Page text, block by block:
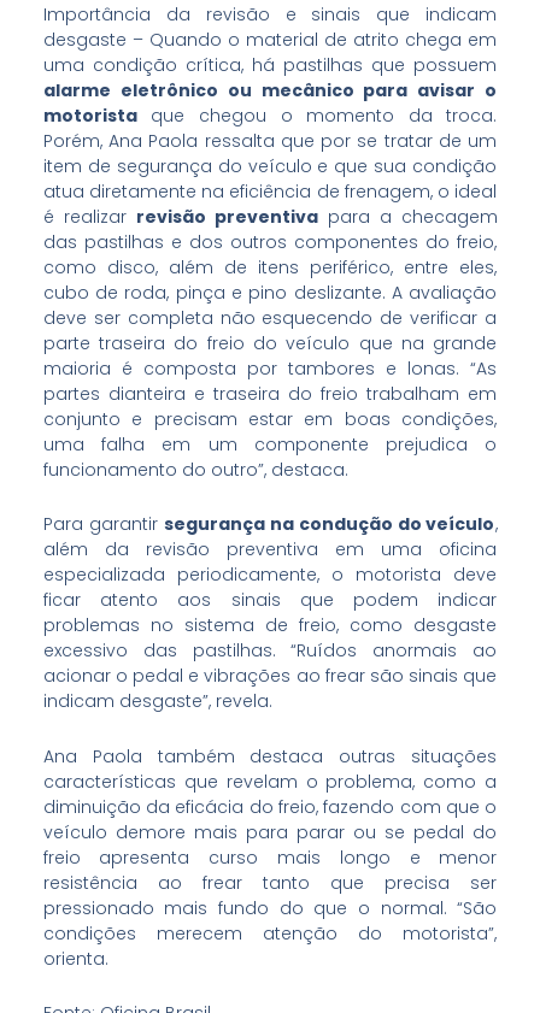
Importância da revisão e sinais que indicam
desgaste – Quando o material de atrito chega em
uma condição crítica, há pastilhas que possuem
alarme eletrônico ou mecânico para avisar o
motoristaque chegou o momento da troca.
Porém, Ana Paola ressalta que por se tratar de um
item de segurança do veículo e que sua condição
atua diretamente na eficiência de frenagem, o ideal
é realizar revisão preventivapara a checagem
das pastilhas e dos outros componentes do freio,
como disco, além de itens periférico, entre eles,
cubo de roda, pinça e pino deslizante. A avaliação
deve ser completa não esquecendo de verificar a
parte traseira do freio do veículo que na grande
maioria é composta por tambores e lonas. “As
partes dianteira e traseira do freio trabalham em
conjunto e precisam estar em boas condições,
uma falha em um componente prejudica o
funcionamento do outro”, destaca.
Para garantir segurança na condução do veículo,
além da revisão preventiva em uma oficina
especializada periodicamente, o motorista deve
ficar atento aos sinais que podem indicar
problemas no sistema de freio, como desgaste
excessivo das pastilhas. “Ruídos anormais ao
acionar o pedal e vibrações ao frear são sinais que
indicam desgaste”, revela.
Ana Paola também destaca outras situações
características que revelam o problema, como a
diminuição da eficácia do freio, fazendo com que o
veículo demore mais para parar ou se pedal do
freio apresenta curso mais longo e menor
resistência ao frear tanto que precisa ser
pressionado mais fundo do que o normal. “São
condições merecem atenção do motorista”,
orienta.